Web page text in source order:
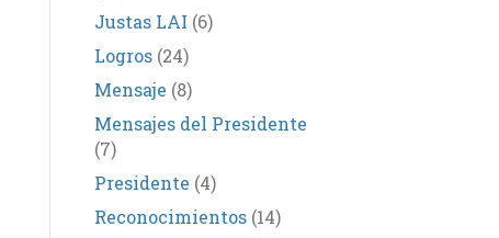
Justas LAI (6)
Logros(24)
Mensaje (8)
Mensajes del Presidente
(7)
Presidente (4)
Reconocimientos(14)